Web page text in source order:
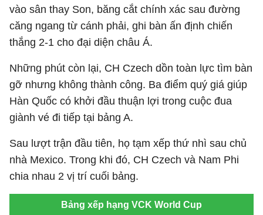
vào sân thay Son, băng cắt chính xác sau đường
căng ngang từ cánh phải, ghi bàn ấn định chiến
thắng 2-1 cho đại diện châu Á.
Những phút còn lại, CH Czech dồn toàn lực tìm bàn
gỡ nhưng không thành công. Ba điểm quý giá giúp
Hàn Quốc có khởi đầu thuận lợi trong cuộc đua
giành vé đi tiếp tại bảng A.
Sau lượt trận đầu tiên, họ tạm xếp thứ nhì sau chủ
nhà Mexico. Trong khi đó, CH Czech và Nam Phi
chia nhau 2 vị trí cuối bảng.